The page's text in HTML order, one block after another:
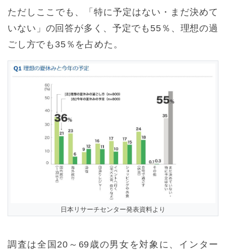
ただしここでも、「特に予定はない・まだ決めて
いない」の回答が多く、予定でも55％、理想の過
ごし方でも35％を占めた。
日本リサーチセンター発表資料より
調査は全国20～69歳の男女を対象に、インター